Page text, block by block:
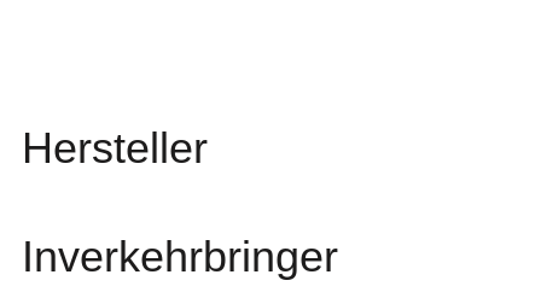
Hersteller
Inverkehrbringer